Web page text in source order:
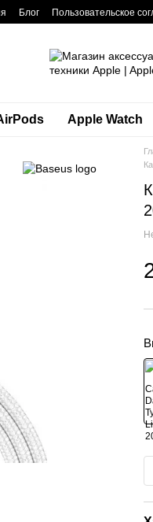
Блог Пользовательское
Apple Watch